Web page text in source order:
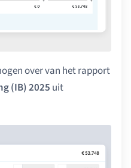
over van het rapport
(IB) 2025 uit